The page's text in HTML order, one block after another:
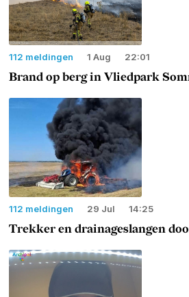
112 meldingen 1 Aug 22:01
Brand op berg in Vliedpark
112 meldingen 29 Jul 14:25
Trekker en drainageslangen